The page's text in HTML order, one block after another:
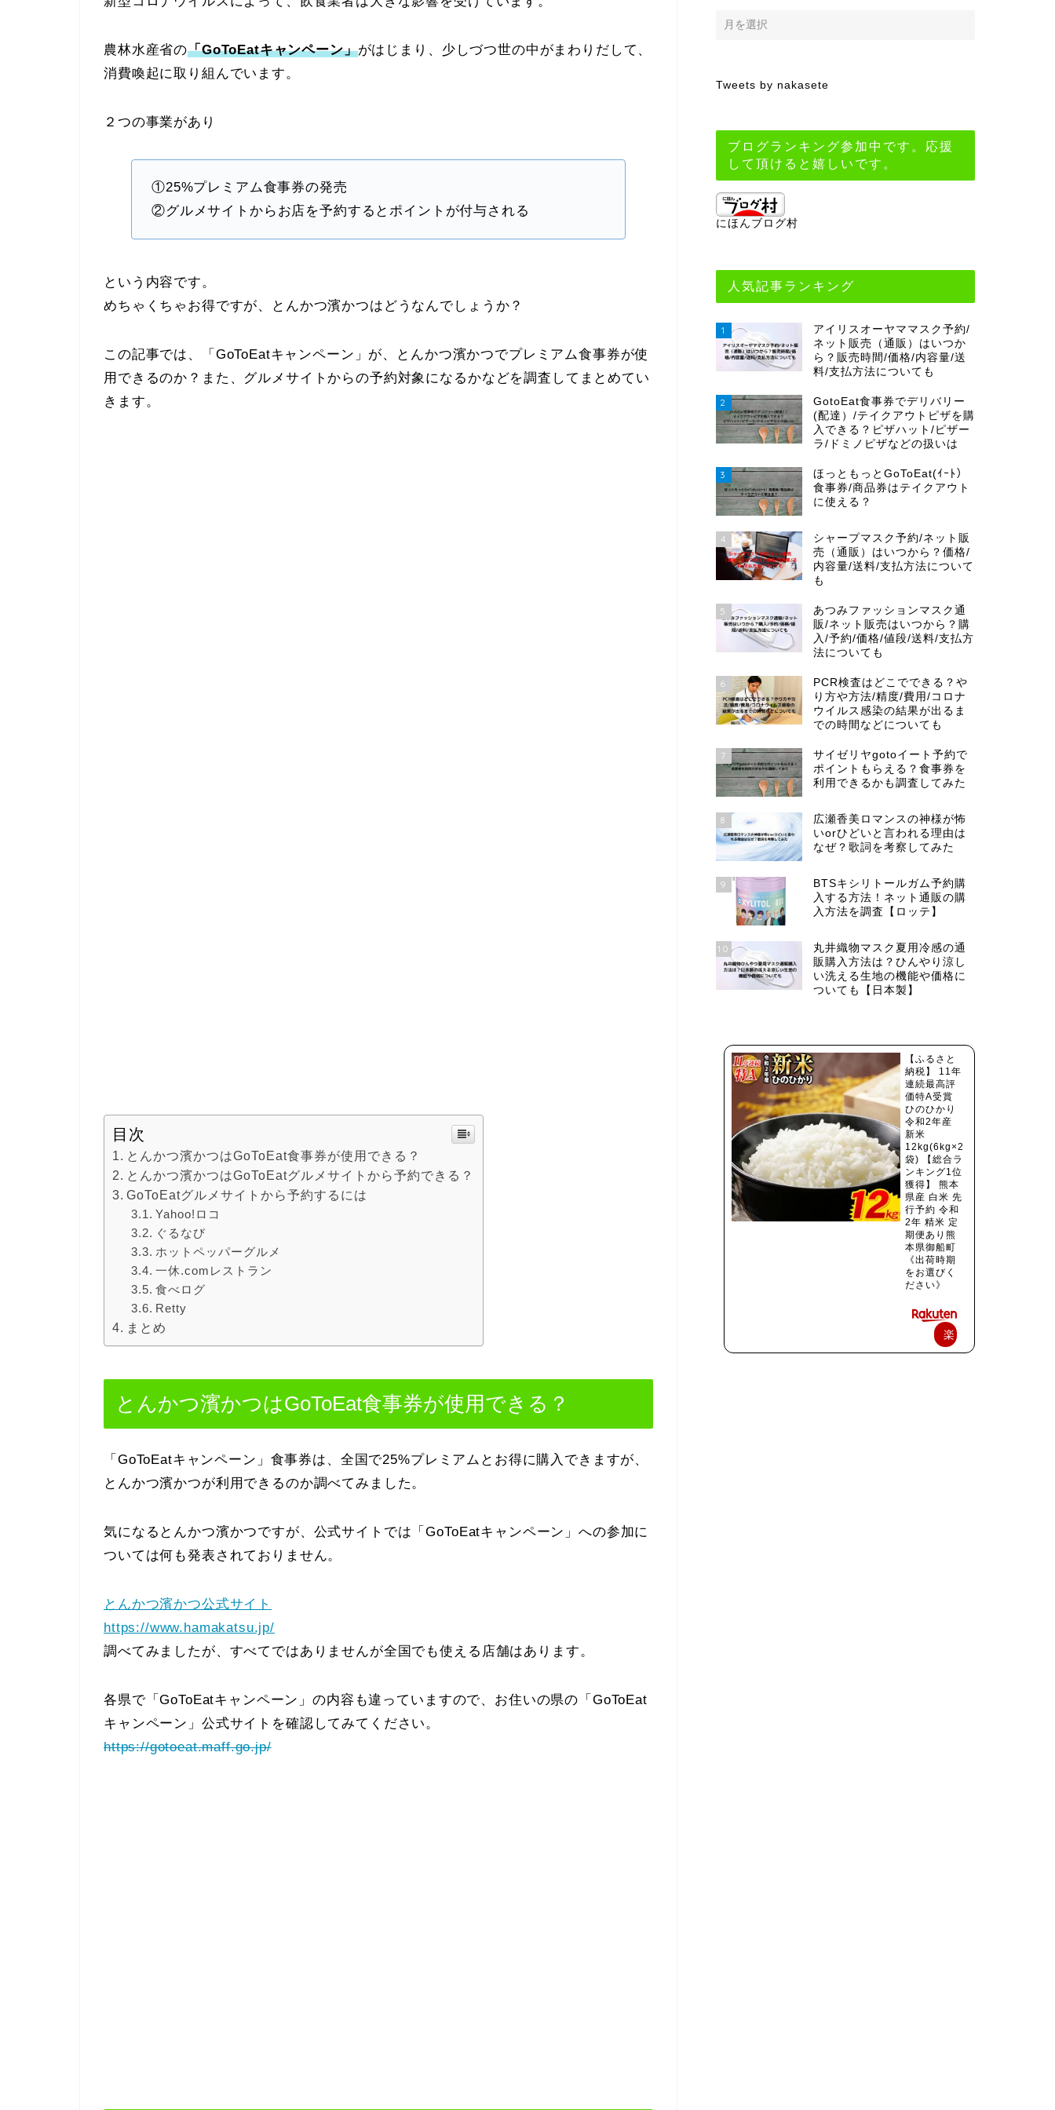
農林水産省の「GoToEatキャンペーン」がはじまり、少しづつ世の中がまわりだして、
消費喚起に取り組んでいます。
２つの事業があり
①25%プレミアム食事券の発売
②グルメサイトからお店を予約するとポイントが付与される
という内容です。
めちゃくちゃお得ですが、とんかつ濱かつはどうなんでしょうか？
この記事では、「GoToEatキャンペーン」が、とんかつ濱かつでプレミアム食事券が使
用できるのか？また、グルメサイトからの予約対象になるかなどを調査してまとめてい
きます。
目次
とんかつ濱かつはGoToEat食事券が使用できる？
とんかつ濱かつはGoToEatグルメサイトから予約できる？
GoToEatグルメサイトから予約するには
Yahoo!ロコ
ぐるなび
ホットペッパーグルメ
一休.comレストラン
食べログ
Retty
まとめ
とんかつ濱かつはGoToEat食事券が使用できる？
「GoToEatキャンペーン」食事券は、全国で25%プレミアムとお得に購入できますが、
とんかつ濱かつが利用できるのか調べてみました。
気になるとんかつ濱かつですが、公式サイトでは「GoToEatキャンペーン」への参加に
ついては何も発表されておりません。
とんかつ濱かつ公式サイト
https://www.hamakatsu.jp/
調べてみましたが、すべてではありませんが全国でも使える店舗はあります。
各県で「GoToEatキャンペーン」の内容も違っていますので、お住いの県の「GoToEat
キャンペーン」公式サイトを確認してみてください。
https://gotoeat.maff.go.jp/
Tweets by nakasete
ブログランキング参加中です。応援
して頂けると嬉しいです。
にほんブログ村
人気記事ランキング
1
アイリスオーヤママスク予約/
ネット販売（通販）はいつか
ら？販売時間/価格/内容量/送
料/支払方法についても
2
GotoEat食事券でデリバリー
(配達）/テイクアウトピザを購
入できる？ピザハット/ピザー
ラ/ドミノピザなどの扱いは
3
ほっともっとGoToEat(ｲｰﾄ）
食事券/商品券はテイクアウト
に使える？
4
シャープマスク予約/ネット販
売（通販）はいつから？価格/
内容量/送料/支払方法について
も
5
あつみファッションマスク通
販/ネット販売はいつから？購
入/予約/価格/値段/送料/支払方
法についても
6
PCR検査はどこでできる？や
り方や方法/精度/費用/コロナ
ウイルス感染の結果が出るま
での時間などについても
7
サイゼリヤgotoイート予約で
ポイントもらえる？食事券を
利用できるかも調査してみた
8
広瀬香美ロマンスの神様が怖
いorひどいと言われる理由は
なぜ？歌詞を考察してみた
9
BTSキシリトールガム予約購
入する方法！ネット通販の購
入方法を調査【ロッテ】
10
丸井織物マスク夏用冷感の通
販購入方法は？ひんやり涼し
い洗える生地の機能や価格に
ついても【日本製】
【ふるさと
納税】 11年
連続最高評
価特A受賞
ひのひかり
令和2年産
新米
12kg(6kg×2
袋) 【総合ラ
ンキング1位
獲得】 熊本
県産 白米 先
行予約 令和
2年 精米 定
期便あり熊
本県御船町
《出荷時期
をお選びく
ださい》
楽